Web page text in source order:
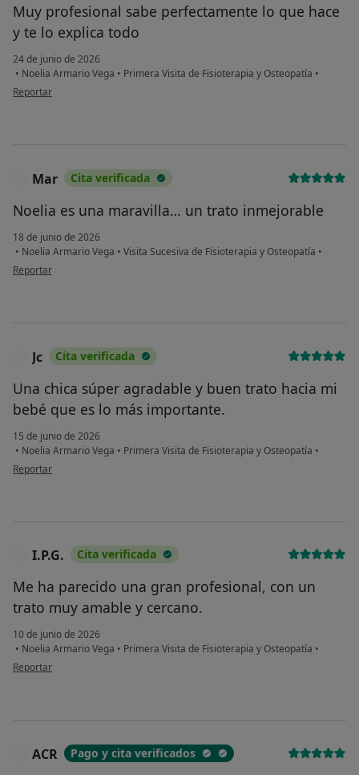
Muy profesional sabe perfectamente lo que hace
y te lo explica todo
24 de junio de 2026
• Noelia Armario Vega • Primera Visita de Fisioterapia y Osteopatía •
en opinión del usuario Pablo monje
Reportar
Mar Cita verificada
Noelia es una maravilla… un trato inmejorable
18 de junio de 2026
• Noelia Armario Vega • Visita Sucesiva de Fisioterapia y Osteopatía •
en opinión del usuario Mar
Reportar
Jc Cita verificada
Una chica súper agradable y buen trato hacia mi
bebé que es lo más importante.
15 de junio de 2026
• Noelia Armario Vega • Primera Visita de Fisioterapia y Osteopatía •
en opinión del usuario Jc
Reportar
I.P.G. Cita verificada
Me ha parecido una gran profesional, con un
trato muy amable y cercano.
10 de junio de 2026
• Noelia Armario Vega • Primera Visita de Fisioterapia y Osteopatía •
en opinión del usuario I.P.G.
Reportar
ACR Pago y cita verificados